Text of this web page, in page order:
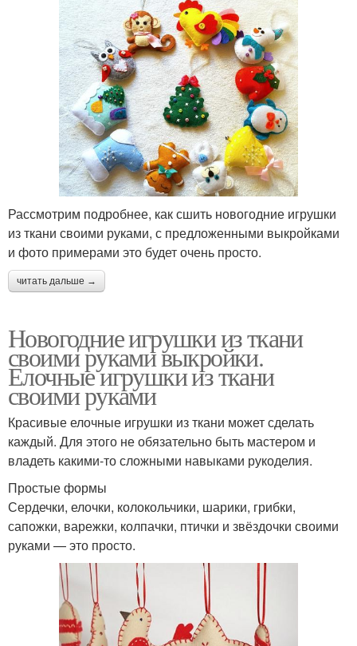
Рассмотрим подробнее, как сшить новогодние игрушки
из ткани своими руками, с предложенными выкройками
и фото примерами это будет очень просто.
читать дальше →
Новогодние игрушки из ткани
своими руками выкройки.
Елочные игрушки из ткани
своими руками
Красивые елочные игрушки из ткани может сделать
каждый. Для этого не обязательно быть мастером и
владеть какими-то сложными навыками рукоделия.
Простые формы
Сердечки, елочки, колокольчики, шарики, грибки,
сапожки, варежки, колпачки, птички и звёздочки своими
руками — это просто.